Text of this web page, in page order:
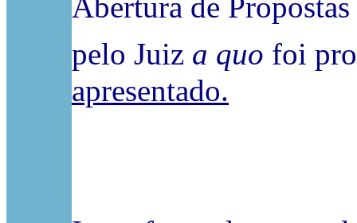
Abertura de
pelo Juiz a quo foi
apresentado.